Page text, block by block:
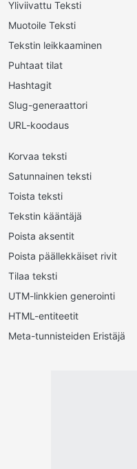
Yliviivattu Teksti
Muotoile Teksti
Tekstin leikkaaminen
Puhtaat tilat
Hashtagit
Slug-generaattori
URL-koodaus
Korvaa teksti
Satunnainen teksti
Toista teksti
Tekstin kääntäjä
Poista aksentit
Poista päällekkäiset rivit
Tilaa teksti
UTM-linkkien generointi
HTML-entiteetit
Meta-tunnisteiden Eristäjä